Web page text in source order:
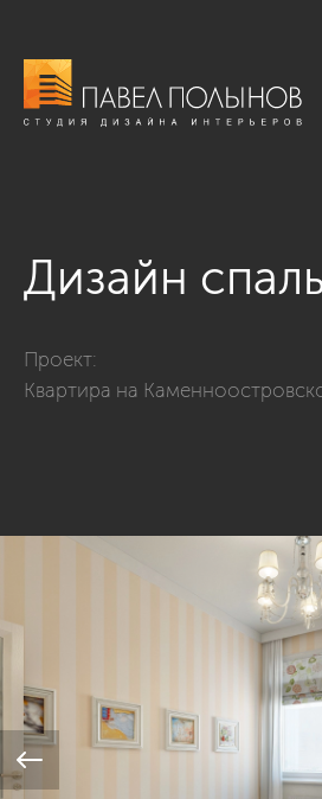
Дизайн
Проект:
Квартира на